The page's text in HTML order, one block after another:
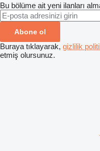
Bu bölüme ait yeni ilanları
Abone ol
Buraya tıklayarak, gizlilik
etmiş olursunuz.